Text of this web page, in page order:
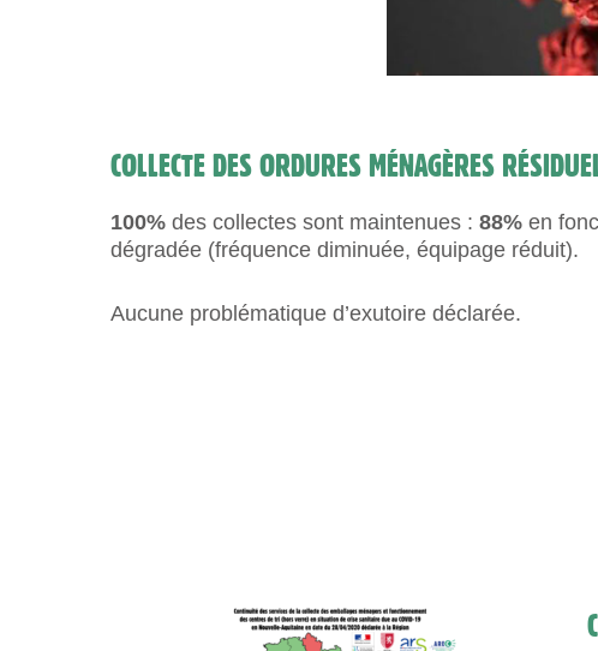
COLLECTE DES ORDURES MÉNAGÈRES
100% des collectes sont maintenues : 88% en
dégradée (fréquence diminuée, équipage réduit).
Aucune problématique d’exutoire déclarée.